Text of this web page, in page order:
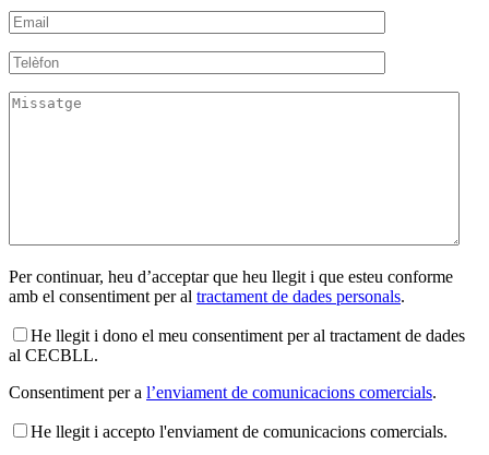
Per continuar, heu d’acceptar que heu llegit i que esteu conforme
amb el consentiment per al tractament de dades personals.
He llegit i dono el meu consentiment per al tractament de dades
al CECBLL.
Consentiment per a l’enviament de comunicacions comercials.
He llegit i accepto l'enviament de comunicacions comercials.